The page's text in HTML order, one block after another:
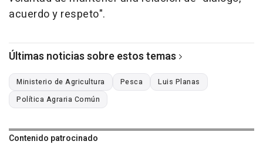
acuerdo y respeto".
Últimas noticias sobre estos temas
Ministerio de Agricultura Pesca
Luis Planas
Política Agraria Común
Contenido patrocinado